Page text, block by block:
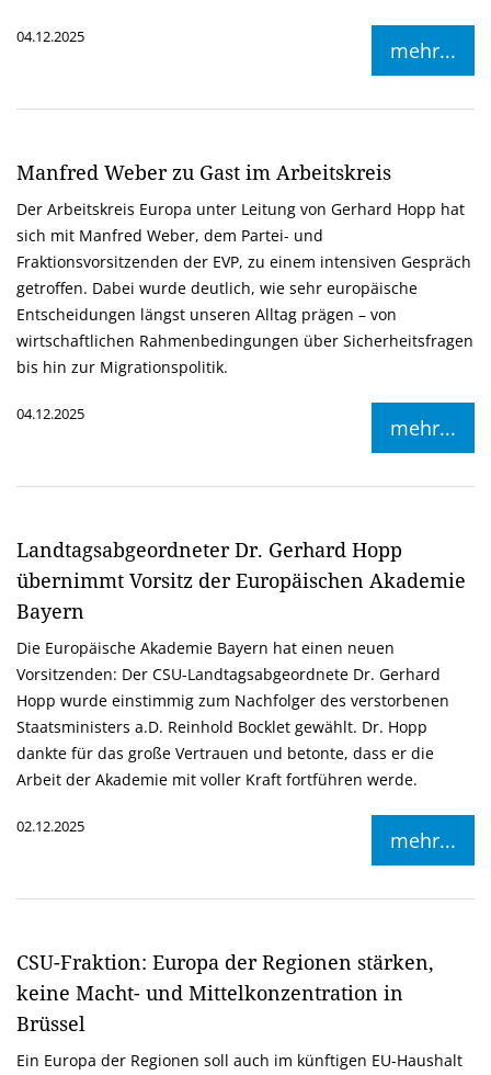
04.12.2025
mehr...
Manfred Weber zu Gast im Arbeitskreis
Der Arbeitskreis Europa unter Leitung von Gerhard Hopp hat
sich mit Manfred Weber, dem Partei- und
Fraktionsvorsitzenden der EVP, zu einem intensiven Gespräch
getroffen. Dabei wurde deutlich, wie sehr europäische
Entscheidungen längst unseren Alltag prägen – von
wirtschaftlichen Rahmenbedingungen über Sicherheitsfragen
bis hin zur Migrationspolitik.
04.12.2025
mehr...
Landtagsabgeordneter Dr. Gerhard Hopp
übernimmt Vorsitz der Europäischen Akademie
Bayern
Die Europäische Akademie Bayern hat einen neuen
Vorsitzenden: Der CSU-Landtagsabgeordnete Dr. Gerhard
Hopp wurde einstimmig zum Nachfolger des verstorbenen
Staatsministers a.D. Reinhold Bocklet gewählt. Dr. Hopp
dankte für das große Vertrauen und betonte, dass er die
Arbeit der Akademie mit voller Kraft fortführen werde.
02.12.2025
mehr...
CSU-Fraktion: Europa der Regionen stärken,
keine Macht- und Mittelkonzentration in
Brüssel
Ein Europa der Regionen soll auch im künftigen EU-Haushalt